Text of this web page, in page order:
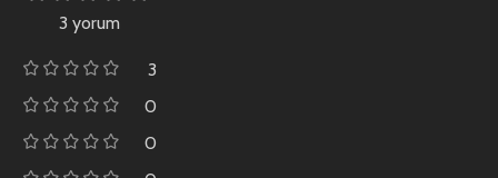
3 yorum
3
0
0